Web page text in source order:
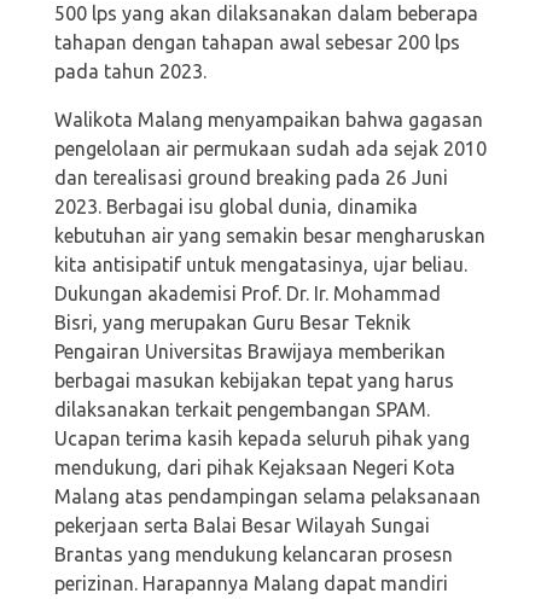
500 lps yang akan dilaksanakan dalam beberapa
tahapan dengan tahapan awal sebesar 200 lps
pada tahun 2023.
Walikota Malang menyampaikan bahwa gagasan
pengelolaan air permukaan sudah ada sejak 2010
dan terealisasi ground breaking pada 26 Juni
2023. Berbagai isu global dunia, dinamika
kebutuhan air yang semakin besar mengharuskan
kita antisipatif untuk mengatasinya, ujar beliau.
Dukungan akademisi Prof. Dr. Ir. Mohammad
Bisri, yang merupakan Guru Besar Teknik
Pengairan Universitas Brawijaya memberikan
berbagai masukan kebijakan tepat yang harus
dilaksanakan terkait pengembangan SPAM.
Ucapan terima kasih kepada seluruh pihak yang
mendukung, dari pihak Kejaksaan Negeri Kota
Malang atas pendampingan selama pelaksanaan
pekerjaan serta Balai Besar Wilayah Sungai
Brantas yang mendukung kelancaran prosesn
perizinan. Harapannya Malang dapat mandiri